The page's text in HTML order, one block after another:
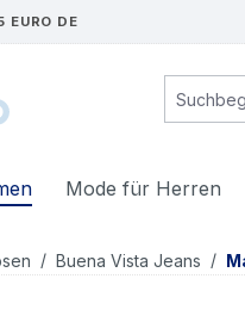
EURO DE
Mode für Herren
/ Buena Vista Jeans /